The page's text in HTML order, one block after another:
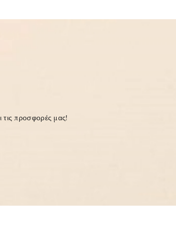
προσφορές μας!